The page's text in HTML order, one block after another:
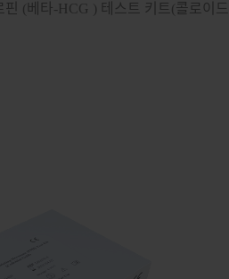
(베타-HCG ) 테스트 키트(콜로이드